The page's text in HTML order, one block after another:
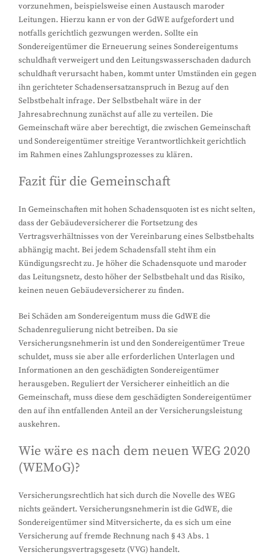
vorzunehmen, beispielsweise einen Austausch maroder
Leitungen. Hierzu kann er von der GdWE aufgefordert und
notfalls gerichtlich gezwungen werden. Sollte ein
Sondereigentümer die Erneuerung seines Sondereigentums
schuldhaft verweigert und den Leitungswasserschaden dadurch
schuldhaft verursacht haben, kommt unter Umständen ein gegen
ihn gerichteter Schadensersatzanspruch in Bezug auf den
Selbstbehalt infrage. Der Selbstbehalt wäre in der
Jahresabrechnung zunächst auf alle zu verteilen. Die
Gemeinschaft wäre aber berechtigt, die zwischen Gemeinschaft
und Sondereigentümer streitige Verantwortlichkeit gerichtlich
im Rahmen eines Zahlungsprozesses zu klären.
Fazit für die Gemeinschaft
In Gemeinschaften mit hohen Schadensquoten ist es nicht selten,
dass der Gebäudeversicherer die Fortsetzung des
Vertragsverhältnisses von der Vereinbarung eines Selbstbehalts
abhängig macht. Bei jedem Schadensfall steht ihm ein
Kündigungsrecht zu. Je höher die Schadensquote und maroder
das Leitungsnetz, desto höher der Selbstbehalt und das Risiko,
keinen neuen Gebäudeversicherer zu finden.
Bei Schäden am Sondereigentum muss die GdWE die
Schadenregulierung nicht betreiben. Da sie
Versicherungsnehmerin ist und den Sondereigentümer Treue
schuldet, muss sie aber alle erforderlichen Unterlagen und
Informationen an den geschädigten Sondereigentümer
herausgeben. Reguliert der Versicherer einheitlich an die
Gemeinschaft, muss diese dem geschädigten Sondereigentümer
den auf ihn entfallenden Anteil an der Versicherungsleistung
auskehren.
Wie wäre es nach dem neuen WEG 2020
(WEMoG)?
Versicherungsrechtlich hat sich durch die Novelle des WEG
nichts geändert. Versicherungsnehmerin ist die GdWE, die
Sondereigentümer sind Mitversicherte, da es sich um eine
Versicherung auf fremde Rechnung nach § 43 Abs. 1
Versicherungsvertragsgesetz (VVG) handelt.